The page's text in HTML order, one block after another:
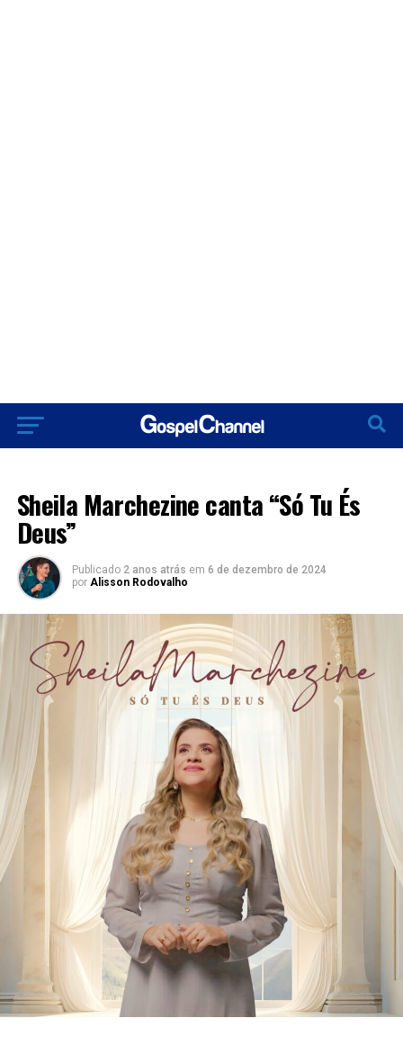
Sheila Marchezine canta “Só Tu És
Deus”
Publicado 2 anos atrás em 6 de dezembro de 2024
por Alisson Rodovalho